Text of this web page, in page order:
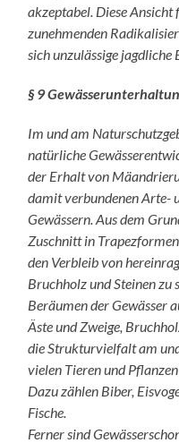
akzeptabel. Diese
zunehmenden
sich unzulässige jagdliche
§ 9
Im und am
natürliche
der Erhalt von
damit verbundenen Arte-
Gewässern. Aus dem
Zuschnitt in
den Verbleib von
Bruchholz und Steinen zu
Beräumen der Gewässer
Äste und Zweige,
die Strukturvielfalt am
vielen Tieren und
Dazu zählen Biber,
Fische.
Ferner sind